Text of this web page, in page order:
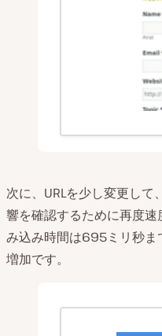
次に、URLを少し変更し
響を確認するために再度
み込み時間は695ミリ秒
増加です。